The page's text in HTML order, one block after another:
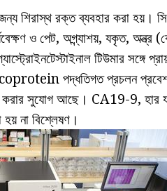
জন্য শিরাস্থ রক্ত ব্যবহার করা হয়।
ও পেট, অগ্ন্যাশয়, যকৃত,
টিউমার সঙ্গে
পদ্ধতিগত প্রচলন প্রবেশ
করার সুযোগ আছে। CA19-9, হার
হয় না বিশ্লেষণ।